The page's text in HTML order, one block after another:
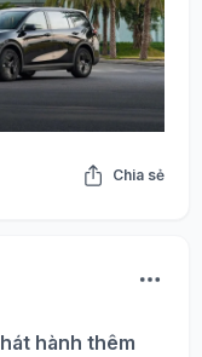
Chia sẻ
hành thêm